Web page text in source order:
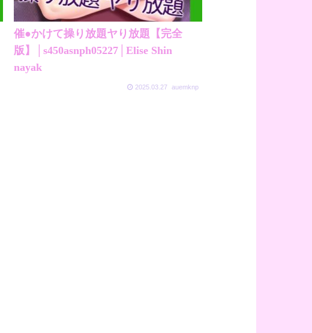
催●かけて操り放題ヤり放題【完全
版】│s450asnph05227│Elise Shin
nayak
2025.03.27 auemknp